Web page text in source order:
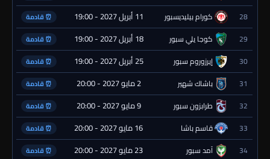
28 كورام بيليديسبور 11 أبريل 2027 - 19:00 ⏰ قادمة
29 كوجا يلي سبور 18 أبريل 2027 - 19:00 ⏰ قادمة
30 إيرزوروم سبور 25 أبريل 2027 - 19:00 ⏰ قادمة
31 باشاك شهير 2 مايو 2027 - 20:00 ⏰ قادمة
32 طرابزون سبور 9 مايو 2027 - 20:00 ⏰ قادمة
33 قاسم باشا 16 مايو 2027 - 20:00 ⏰ قادمة
34 آمد سبور 23 مايو 2027 - 20:00 ⏰ قادمة